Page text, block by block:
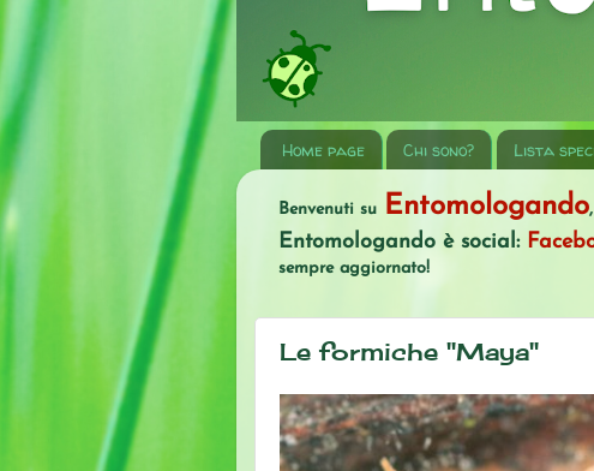
Home page Chi sono? Lista
Benvenuti su Entomologando
Entomologando è social:
sempre aggiornato!
Le formiche "Maya"